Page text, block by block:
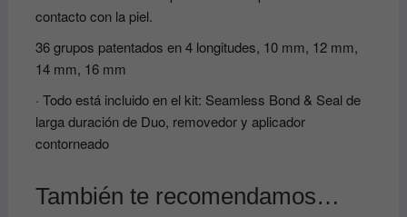
contacto con la piel.
36 grupos patentados en 4 longitudes, 10 mm, 12 mm,
14 mm, 16 mm
· Todo está incluido en el kit: Seamless Bond & Seal de
larga duración de Duo, removedor y aplicador
contorneado
También te recomendamos…